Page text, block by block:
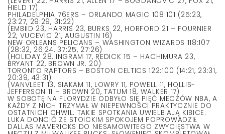
HIELD 17)
PHILADELPHIA 76ERS – ORLANDO MAGIC 108:101 (25:23,
23:27, 29:29, 31:22)
(EMBIID 23, HARRIS 23, BURKS 22, HORFORD 21 – FOURNIER
22, VUCEVIC 21, AUGUSTIN 16)
NEW ORLEANS PELICANS – WASHINGTON WIZARDS 118:107
(28:32, 26:24, 37:25, 27:26)
(HOLIDAY 28, INGRAM 17, REDICK 15 – HACHIMURA 23,
BRYANT 22, BROWN JR. 20)
TORONTO RAPTORS – BOSTON CELTICS 122:100 (14:21, 23:31,
20:39, 43:31)
(VANVLEET 13, SIAKAM 11, LOWRY 11, POWELL 11, HOLLIS-
JEFFERSON 11 – BROWN 20, TATUM 18, WALKER 17)
W SOBOTĘ NA FLORYDZIE ODBYŁO SIĘ PIĘĆ MECZÓW NBA, A
KAŻDY Z NICH TRZYMAŁ W NIEPEWNOŚCI PRAKTYCZNIE DO
OSTATNICH CHWIL. TAKIE SPOTKANIA UWIELBIAJĄ KIBICE.
LUKA DONCIĆ ZE STOICKIM SPOKOJEM POPROWADZIŁ
DALLAS MAVERICKS DO NIESAMOWITEGO ZWYCIĘSTWA W